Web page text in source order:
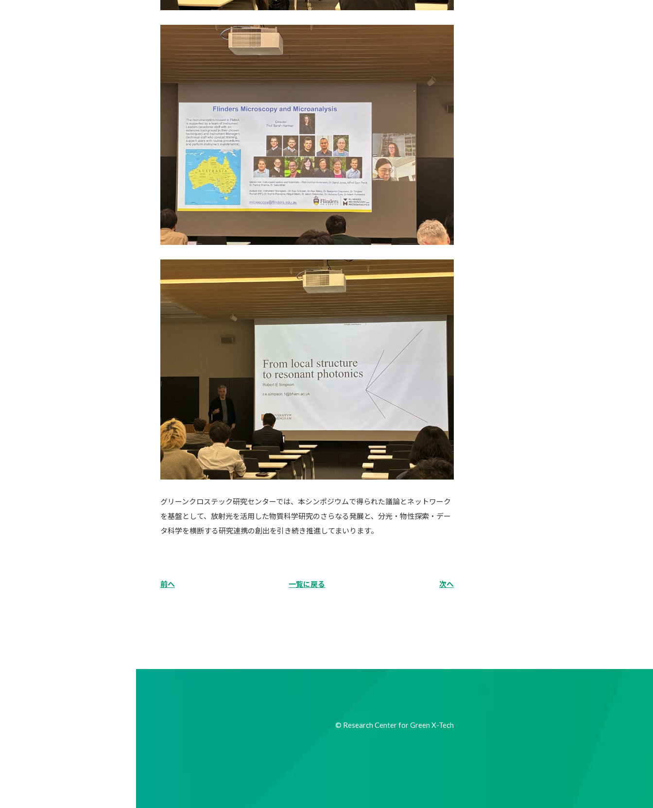
グリーンクロステック研究センターでは、本シンポジウムで得られた議論とネットワーク
を基盤として、放射光を活用した物質科学研究のさらなる発展と、分光・物性探索・デー
タ科学を横断する研究連携の創出を引き続き推進してまいります。
前へ 一覧に戻る 次へ
© Research Center for Green X-Tech